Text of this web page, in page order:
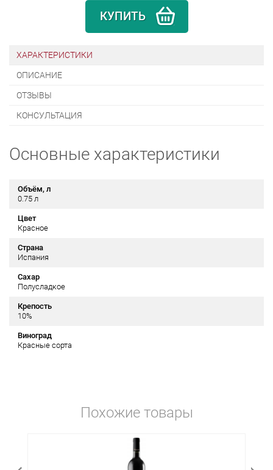
КУПИТЬ
ХАРАКТЕРИСТИКИ
ОПИСАНИЕ
ОТЗЫВЫ
КОНСУЛЬТАЦИЯ
Основные характеристики
Объём, л
0.75 л
Цвет
Красное
Страна
Испания
Сахар
Полусладкое
Крепость
10%
Виноград
Красные сорта
Похожие товары